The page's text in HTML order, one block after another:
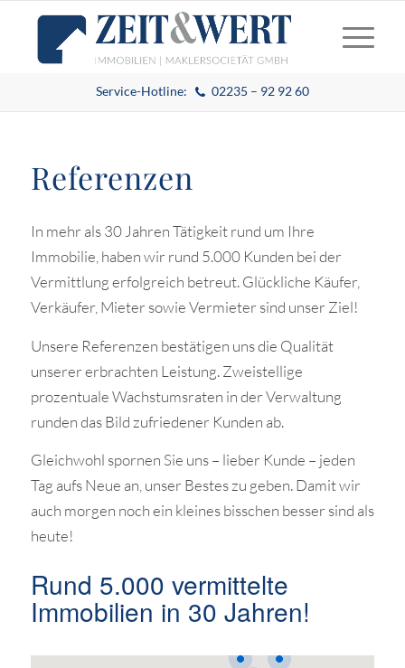
Service-Hotline: 02235 – 92 92 60
Referenzen
In mehr als 30 Jahren Tätigkeit rund um Ihre
Immobilie, haben wir rund 5.000 Kunden bei der
Vermittlung erfolgreich betreut. Glückliche Käufer,
Verkäufer, Mieter sowie Vermieter sind unser Ziel!
Unsere Referenzen bestätigen uns die Qualität
unserer erbrachten Leistung. Zweistellige
prozentuale Wachstumsraten in der Verwaltung
runden das Bild zufriedener Kunden ab.
Gleichwohl spornen Sie uns – lieber Kunde – jeden
Tag aufs Neue an, unser Bestes zu geben. Damit wir
auch morgen noch ein kleines bisschen besser sind als
heute!
Rund 5.000 vermittelte
Immobilien in 30 Jahren!